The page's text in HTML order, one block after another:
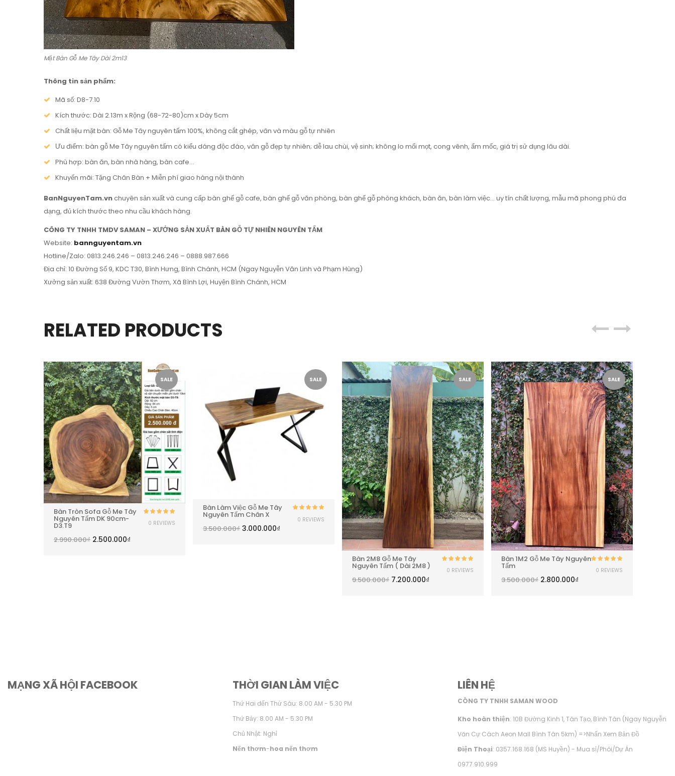
Mặt Bàn Gỗ Me Tây Dài 2m13
Thông tin sản phẩm:
Mã số: D8-7.10
Kích thước: Dài 2.13m x Rộng (68-72-80)cm x Dày 5cm
Chất liệu mặt bàn: Gỗ Me Tây nguyên tấm 100%, không cắt ghép, vân và màu gỗ tự nhiên
Ưu điểm: bàn gỗ Me Tây nguyên tấm có kiểu dáng độc đáo, vân gỗ đẹp tự nhiên; dễ lau chùi, vệ sinh; không lo mối mọt, cong vênh, ẩm mốc, giá trị sử dụng lâu dài.
Phù hợp: bàn ăn, bàn nhà hàng, bàn cafe…
Khuyến mãi: Tặng Chân Bàn + Miễn phí giao hàng nội thành
BanNguyenTam.vnchuyên sản xuất và cung cấp bàn ghế gỗ cafe, bàn ghế gỗ văn phòng, bàn ghế gỗ phòng khách, bàn ăn, bàn làm việc… uy tín chất lượng, mẫu mã phong phú đa
dạng, đủ kích thước theo nhu cầu khách hàng.
CÔNG TY TNHH TMDV SAMAN – XƯỞNG SẢN XUẤT BÀN GỖ TỰ NHIÊN NGUYÊN TẤM
Website: bannguyentam.vn
Hotline/Zalo: 0813.246.246 – 0813.246.246 – 0888.987.666
Địa chỉ: 10 Đường Số 9, KDC T30, Bình Hưng, Bình Chánh, HCM (Ngay Nguyễn Văn Linh và Phạm Hùng)
Xưởng sản xuất: 638 Đường Vườn Thơm, Xã Bình Lợi, Huyện Bình Chánh, HCM
RELATED PRODUCTS
SALE
Bàn Tròn Sofa Gỗ Me Tây
Nguyên Tấm DK 90cm-
D3.T9
2.990.000₫ 2.500.000₫
Được xếp
hạng5.00 5
0 REVIEWS
SALE
Bàn Làm Việc Gỗ Me Tây
Nguyên Tấm Chân X
3.500.000₫ 3.000.000₫
hạng5.00 5
0 REVIEWS
SALE
Bàn 2M8 Gỗ Me Tây
Nguyên Tấm ( Dài 2M8 )
9.500.000₫ 7.200.000₫
Được xếp
hạng5.00 5
0 REVIEWS
SALE
Bàn 1M2 Gỗ Me Tây Nguyên
Tấm
3.500.000₫ 2.800.000₫
Được xếp
hạng5.00 5
0 REVIEWS
MẠNG XÃ HỘI FACEBOOK THỜI GIAN LÀM VIỆC
Thứ Hai đến Thứ Sáu: 8.00 AM - 5.30 PM
Thứ Bảy: 8.00 AM - 5.30 PM
Chủ Nhật: Nghỉ
Nến thơm-hoa nến thơm
LIÊN HỆ
CÔNG TY TNHH SAMAN WOOD
Kho hoàn thiện: 10B Đường Kinh 1, Tân Tạo, Bình Tân (Ngay Nguyễn
Văn Cự Cách Aeon Mall Bình Tân 5km) =>Nhấn Xem Bản Đồ
Điện Thoại: 0357.168.168 (MS Huyền) - Mua sỉ/Phôi/Dự Án
0977.910.999